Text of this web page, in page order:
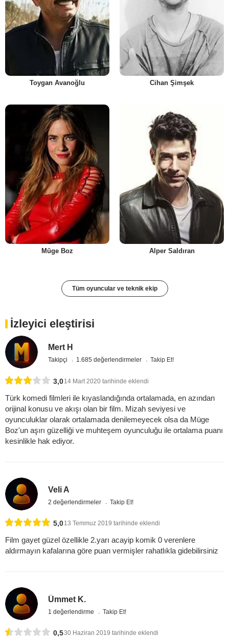
Toygan Avanoğlu Cihan Şimşek
Müge Boz Alper Saldıran
Tüm oyuncular ve teknik ekip
İzleyici eleştirisi
Mert H
Takipçi 1.685 değerlendirmeler Takip Et!
3,014 Mart 2020 tarihinde eklendi
Türk komedi filmleri ile kıyaslandığında ortalamada, en azından
orijinal konusu ve akışı olan bir film. Mizah seviyesi ve
oyunculuklar olarak ortalamada denilemeyecek olsa da Müge
Boz'un aşırı güzelliği ve muhteşem oyunculuğu ile ortalama puanı
kesinlikle hak ediyor.
Veli A
2 değerlendirmeler Takip Et!
5,013 Temmuz 2019 tarihinde eklendi
Film gayet güzel özellikle 2.yarı acayip komik 0 verenlere
aldırmayın kafalarına göre puan vermişler rahatlıkla gidebilirsiniz
Ümmet K.
1 değerlendirme Takip Et!
0,530 Haziran 2019 tarihinde eklendi